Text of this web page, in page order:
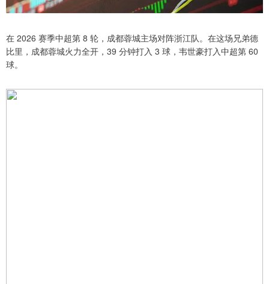
在 2026 赛季中超第 8 轮，成都蓉城主场对阵浙江队。在这场兄弟德
比里，成都蓉城火力全开，39 分钟打入 3 球，韦世豪打入中超第 60
球。